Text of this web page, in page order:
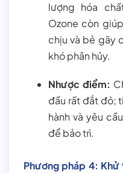
lượng hóa
Ozone còn
chịu và bẻ gãy
khó phân hủy.
Nhược điểm:
đầu rất đắt đỏ;
hành và yêu
để bảo trì.
Phương pháp 4: